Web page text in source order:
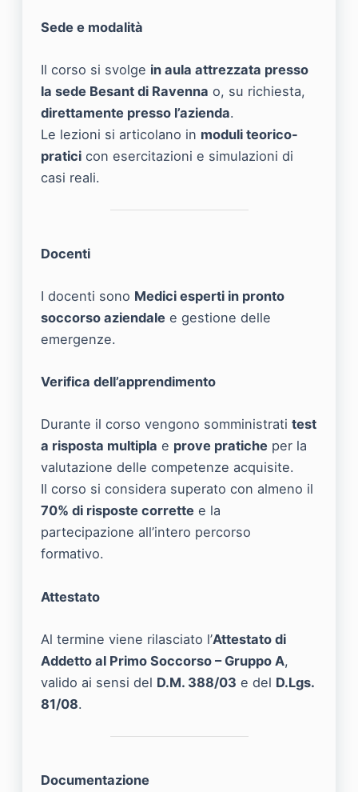
Sede e modalità
Il corso si svolge in aula attrezzata presso
la sede Besant di Ravenna o, su richiesta,
direttamente presso l’azienda.
Le lezioni si articolano in moduli teorico-
pratici con esercitazioni e simulazioni di
casi reali.
Docenti
I docenti sono Medici esperti in pronto
soccorso aziendale e gestione delle
emergenze.
Verifica dell’apprendimento
Durante il corso vengono somministrati test
a risposta multipla e prove pratiche per la
valutazione delle competenze acquisite.
Il corso si considera superato con almeno il
70% di risposte corrette e la
partecipazione all’intero percorso
formativo.
Attestato
Al termine viene rilasciato l’Attestato di
Addetto al Primo Soccorso – Gruppo A,
valido ai sensi del D.M. 388/03 e del D.Lgs.
81/08.
Documentazione